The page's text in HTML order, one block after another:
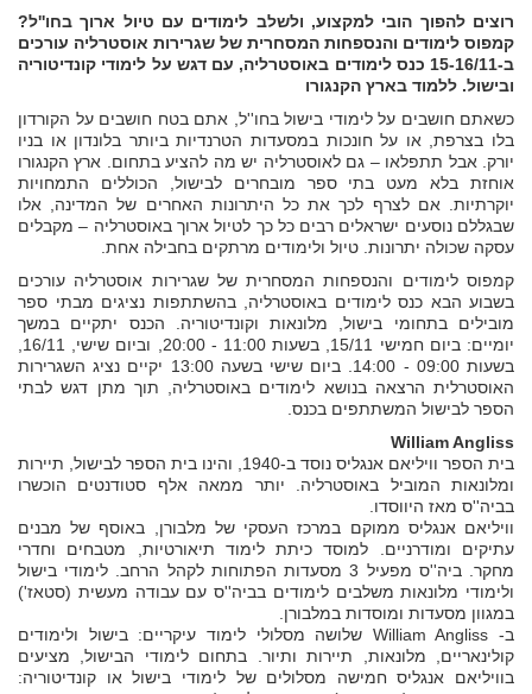
רוצים להפוך הובי למקצוע, ולשלב לימודים עם טיול ארוך בחו''ל?
קמפוס לימודים והנספחות המסחרית של שגרירות אוסטרליה עורכים
ב-15-16/11 כנס לימודים באוסטרליה, עם דגש על לימודי קונדיטוריה
ובישול. ללמוד בארץ הקנגורו
כשאתם חושבים על לימודי בישול בחו''ל, אתם בטח חושבים על הקורדון
בלו בצרפת, או על חונכות במסעדות הטרנדיות ביותר בלונדון או בניו
יורק. אבל תתפלאו – גם לאוסטרליה יש מה להציע בתחום. ארץ הקנגורו
אוחזת בלא מעט בתי ספר מובחרים לבישול, הכוללים התמחויות
יוקרתיות. אם לצרף לכך את כל היתרונות האחרים של המדינה, אלו
שבגללם נוסעים ישראלים רבים כל כך לטיול ארוך באוסטרליה – מקבלים
עסקה שכולה יתרונות. טיול ולימודים מרתקים בחבילה אחת.
קמפוס לימודים והנספחות המסחרית של שגרירות אוסטרליה עורכים
בשבוע הבא כנס לימודים באוסטרליה, בהשתתפות נציגים מבתי ספר
מובילים בתחומי בישול, מלונאות וקונדיטוריה. הכנס יתקיים במשך
בשעות 09:00 - 14:00. ביום שישי בשעה 13:00 יקיים נציג השגרירות
האוסטרלית הרצאה בנושא לימודים באוסטרליה, תוך מתן דגש לבתי
הספר לבישול המשתתפים בכנס.
William Angliss
בית הספר וויליאם אנגליס נוסד ב-1940, והינו בית הספר לבישול, תיירות
ומלונאות המוביל באוסטרליה. יותר ממאה אלף סטודנטים הוכשרו
בביה''ס מאז היווסדו.
וויליאם אנגליס ממוקם במרכז העסקי של מלבורן, באוסף של מבנים
עתיקים ומודרניים. למוסד כיתת לימוד תיאורטיות, מטבחים וחדרי
מחקר. ביה''ס מפעיל 3 מסעדות הפתוחות לקהל הרחב. לימודי בישול
ולימודי מלונאות משלבים לימודים בביה''ס עם עבודה מעשית (סטאז')
במגוון מסעדות ומוסדות במלבורן.
ב- William Angliss שלושה מסלולי לימוד עיקריים: בישול ולימודים
קולינאריים, מלונאות, תיירות ותיור. בתחום לימודי הבישול, מציעים
בוויליאם אנגליס חמישה מסלולים של לימודי בישול או קונדיטוריה: